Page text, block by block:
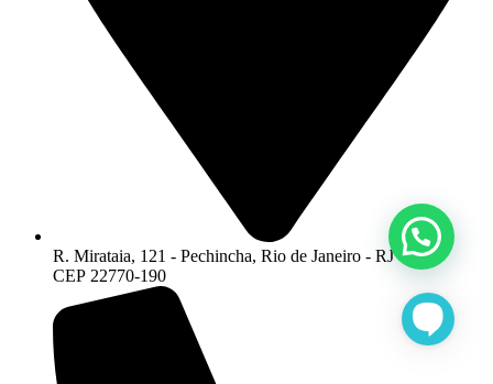
R. Mirataia, 121 - Pechincha, Rio de Janeiro - RJ -
CEP 22770-190